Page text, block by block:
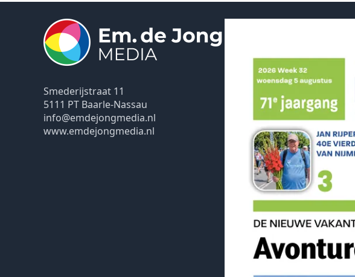
Smederijstraat 11
5111 PT Baarle-Nassau
info@emdejongmedia.nl
www.emdejongmedia.nl